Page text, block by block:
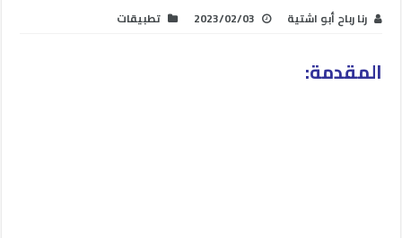
رنا رباح أبو اشتية 2023/02/03 تطبيقات
المقدمة: